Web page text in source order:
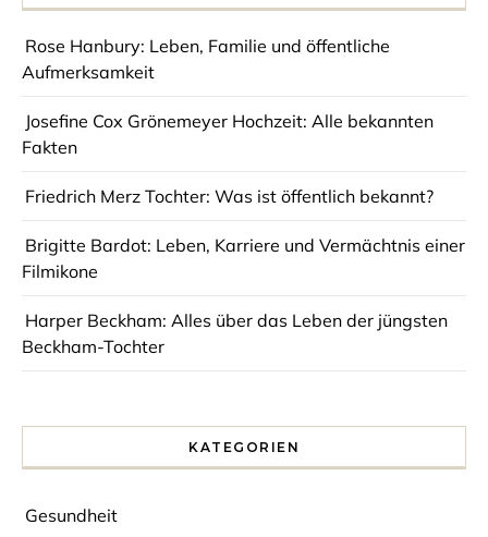
Rose Hanbury: Leben, Familie und öffentliche
Aufmerksamkeit
Josefine Cox Grönemeyer Hochzeit: Alle bekannten
Fakten
Friedrich Merz Tochter: Was ist öffentlich bekannt?
Brigitte Bardot: Leben, Karriere und Vermächtnis einer
Filmikone
Harper Beckham: Alles über das Leben der jüngsten
Beckham-Tochter
KATEGORIEN
Gesundheit